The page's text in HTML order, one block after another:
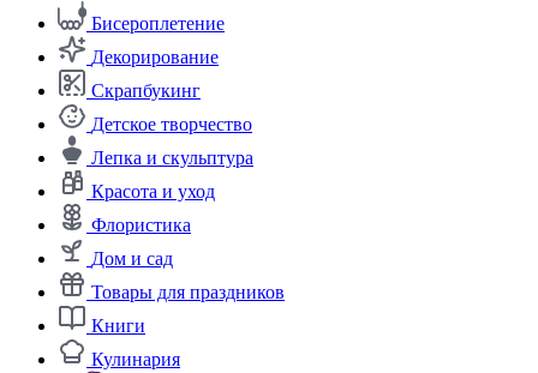
Бисероплетение
Декорирование
Скрапбукинг
Детское творчество
Лепка и скульптура
Красота и уход
Флористика
Дом и сад
Товары для праздников
Книги
Кулинария